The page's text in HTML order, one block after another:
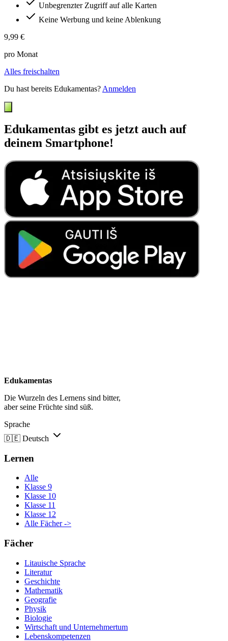
Unbegrenzter Zugriff auf alle Karten
Keine Werbung und keine Ablenkung
9,99 €
pro Monat
Alles freischalten
Du hast bereits Edukamentas? Anmelden
Edukamentas gibt es jetzt auch auf
deinem Smartphone!
Edukamentas
Die Wurzeln des Lernens sind bitter,
aber seine Früchte sind süß.
Sprache
🇩🇪 Deutsch
Lernen
Alle
Klasse 9
Klasse 10
Klasse 11
Klasse 12
Alle Fächer ->
Fächer
Litauische Sprache
Literatur
Geschichte
Mathematik
Geografie
Physik
Biologie
Wirtschaft und Unternehmertum
Lebenskompetenzen